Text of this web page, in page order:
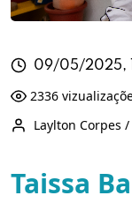
09/05/2025,
2336
Laylton Corpes
Taissa